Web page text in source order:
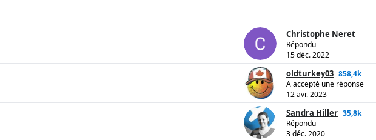
Christophe Neret
Répondu
15 déc. 2022
oldturkey03 858,4k
A accepté une réponse
12 avr. 2023
Sandra Hiller 35,8k
Répondu
3 déc. 2020